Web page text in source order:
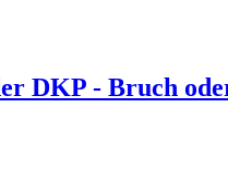
DKP - Bruch